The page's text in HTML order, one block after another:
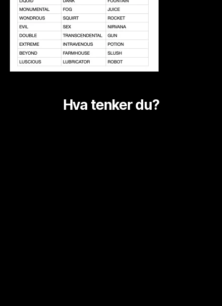
Hva tenker du?